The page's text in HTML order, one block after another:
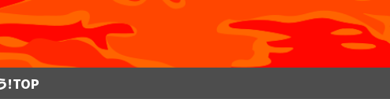
!TOP